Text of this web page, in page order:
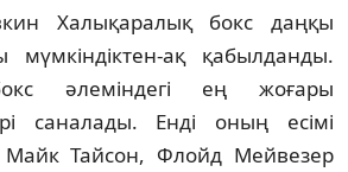
Халықаралық бокс даңқы
ақ қабылданды.
әлеміндегі ең жоғары
саналады. Енді оның есімі
Тайсон, Флойд Мейвезер